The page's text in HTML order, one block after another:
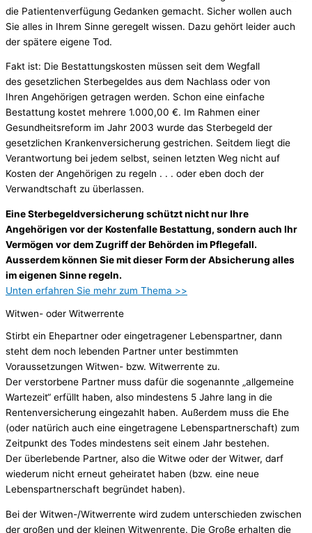
die Patientenverfügung Gedanken gemacht. Sicher wollen auch
Sie alles in Ihrem Sinne geregelt wissen. Dazu gehört leider auch
der spätere eigene Tod.
Fakt ist: Die Bestattungskosten müssen seit dem Wegfall
des gesetzlichen Sterbegeldes aus dem Nachlass oder von
Ihren Angehörigen getragen werden. Schon eine einfache
Bestattung kostet mehrere 1.000,00 €. Im Rahmen einer
Gesundheitsreform im Jahr 2003 wurde das Sterbegeld der
gesetzlichen Krankenversicherung gestrichen. Seitdem liegt die
Verantwortung bei jedem selbst, seinen letzten Weg nicht auf
Kosten der Angehörigen zu regeln . . . oder eben doch der
Verwandtschaft zu überlassen.
Eine Sterbegeldversicherung schützt nicht nur Ihre
Angehörigen vor der Kostenfalle Bestattung, sondern auch Ihr
Vermögen vor dem Zugriff der Behörden im Pflegefall.
Ausserdem können Sie mit dieser Form der Absicherung alles
im eigenen Sinne regeln.
Unten erfahren Sie mehr zum Thema >>
Witwen- oder Witwerrente
Stirbt ein Ehepartner oder eingetragener Lebenspartner, dann
steht dem noch lebenden Partner unter bestimmten
Voraussetzungen Witwen- bzw. Witwerrente zu.
Der verstorbene Partner muss dafür die sogenannte „allgemeine
Wartezeit“ erfüllt haben, also mindestens 5 Jahre lang in die
Rentenversicherung eingezahlt haben. Außerdem muss die Ehe
(oder natürich auch eine eingetragene Lebenspartnerschaft) zum
Zeitpunkt des Todes mindestens seit einem Jahr bestehen.
Der überlebende Partner, also die Witwe oder der Witwer, darf
wiederum nicht erneut geheiratet haben (bzw. eine neue
Lebenspartnerschaft begründet haben).
Bei der Witwen-/Witwerrente wird zudem unterschieden zwischen
der großen und der kleinen Witwenrente. Die Große erhalten die